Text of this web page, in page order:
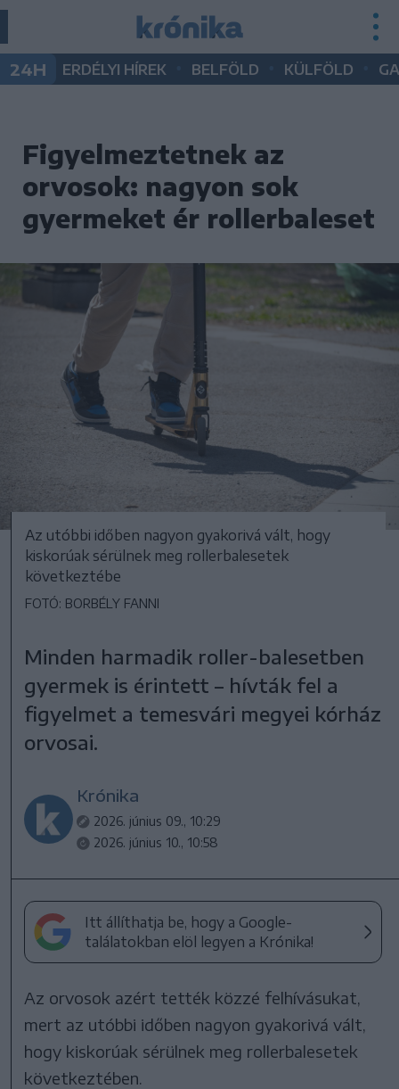
24H ERDÉLYI HÍREK BELFÖLD KÜLFÖLD
Figyelmeztetnek az
orvosok: nagyon sok
gyermeket ér rollerbaleset
Az utóbbi időben nagyon gyakorivá vált, hogy
kiskorúak sérülnek meg rollerbalesetek
következtébe
FOTÓ: BORBÉLY FANNI
Minden harmadik roller-balesetben
gyermek is érintett – hívták fel a
figyelmet a temesvári megyei kórház
orvosai.
Krónika
2026. június 09., 10:29
2026. június 10., 10:58
Itt állíthatja be, hogy a Google-
találatokban elöl legyen a Krónika!
Az orvosok azért tették közzé felhívásukat,
mert az utóbbi időben nagyon gyakorivá vált,
hogy kiskorúak sérülnek meg rollerbalesetek
következtében.